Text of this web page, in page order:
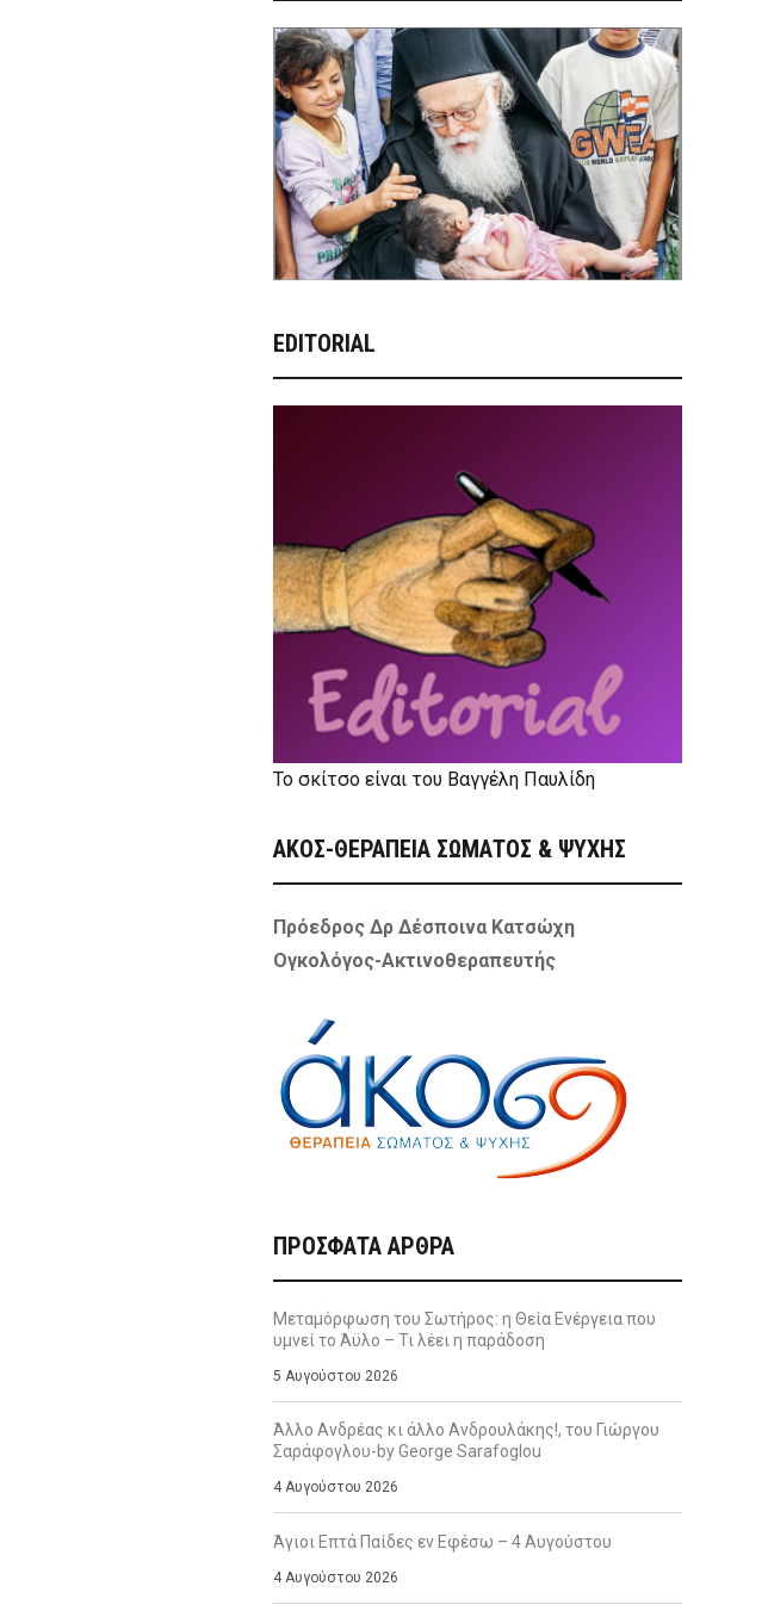
EDITORIAL
Το σκίτσο είναι του Βαγγέλη Παυλίδη
ΑΚΟΣ-ΘΕΡΑΠΕΙΑ ΣΩΜΑΤΟΣ & ΨΥΧΗΣ
Πρόεδρος Δρ Δέσποινα Κατσώχη
Ογκολόγος-Ακτινοθεραπευτής
ΠΡΌΣΦΑΤΑ ΆΡΘΡΑ
Μεταμόρφωση του Σωτήρος: η Θεία Ενέργεια που
υμνεί το Άϋλο – Τι λέει η παράδοση
5 Αυγούστου 2026
Άλλο Ανδρέας κι άλλο Ανδρουλάκης!, του Γιώργου
Σαράφογλου-by George Sarafoglou
4 Αυγούστου 2026
Άγιοι Επτά Παίδες εν Εφέσω – 4 Αυγούστου
4 Αυγούστου 2026